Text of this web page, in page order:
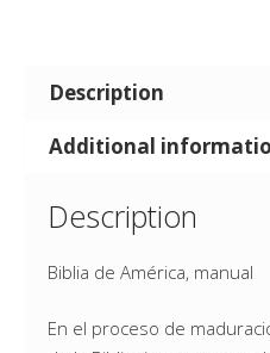
Description
Additional
Description
Biblia de América, manual
En el proceso de